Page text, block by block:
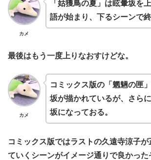
カメ
「姑獲鳥の夏」は眩暈坂を
語が始まり、下るシーンで終
最後はもう一度上りなおすけどな。
カメ
コミックス版の「魍魎の匣
坂が描かれているが、さら
坂になっておる。
コミックス版ではラストの久遠寺涼子
ていくシーンがイメージ通りで良かった